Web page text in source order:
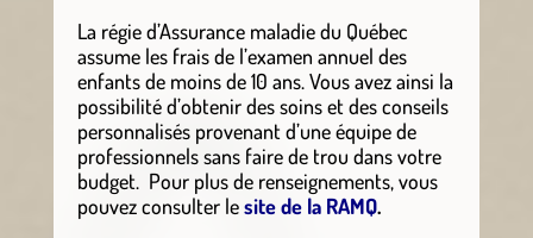
La régie d’Assurance maladie du Québec
assume les frais de l’examen annuel des
enfants de moins de 10 ans. Vous avez ainsi la
possibilité d’obtenir des soins et des conseils
personnalisés provenant d’une équipe de
professionnels sans faire de trou dans votre
budget. Pour plus de renseignements, vous
pouvez consulter lesite de la RAMQ.